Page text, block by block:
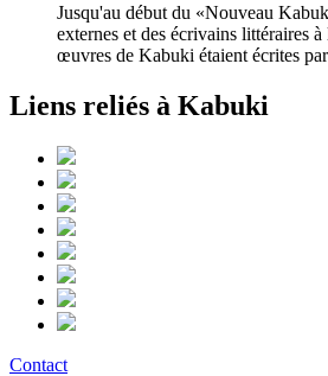
Jusqu'au début du «Nouveau
externes et des écrivains littéraires
œuvres de Kabuki étaient écrites
Liens reliés à Kabuki
Contact